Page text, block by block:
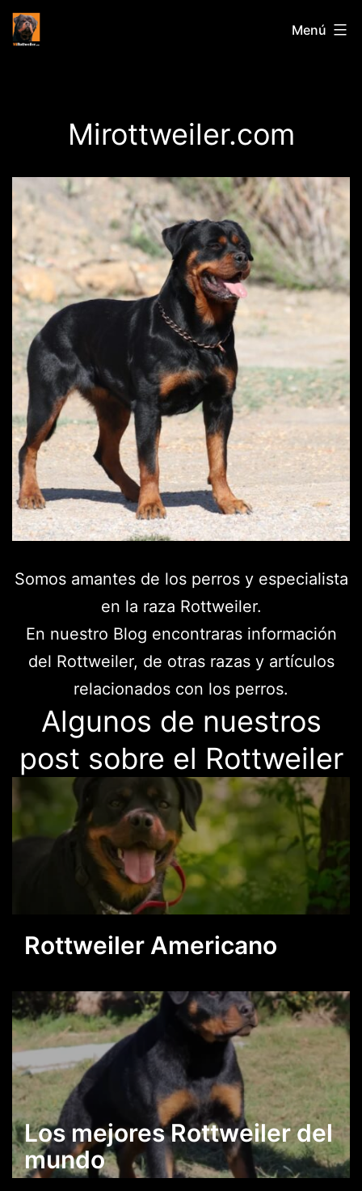
Saltar
Menú
Mirottweiler.com
Somos amantes de los perros y especialista
en la raza Rottweiler.
En nuestro Blog encontraras información
del Rottweiler, de otras razas y artículos
relacionados con los perros.
Algunos de nuestros
post sobre el Rottweiler
Rottweiler Americano
Los mejores Rottweiler del
mundo